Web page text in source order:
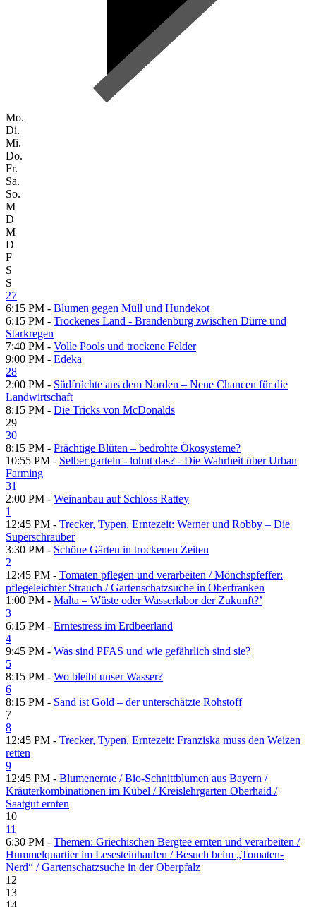
Mo.
Di.
Mi.
Do.
Fr.
Sa.
So.
M
D
M
D
F
S
S
27
6:15 PM - Blumen gegen Müll und Hundekot
6:15 PM - Trockenes Land - Brandenburg zwischen Dürre und
Starkregen
7:40 PM - Volle Pools und trockene Felder
9:00 PM - Edeka
28
2:00 PM - Südfrüchte aus dem Norden – Neue Chancen für die
Landwirtschaft
8:15 PM - Die Tricks von McDonalds
29
30
8:15 PM - Prächtige Blüten – bedrohte Ökosysteme?
10:55 PM - Selber garteln - lohnt das? - Die Wahrheit über Urban
Farming
31
2:00 PM - Weinanbau auf Schloss Rattey
1
12:45 PM - Trecker, Typen, Erntezeit: Werner und Robby – Die
Superschrauber
3:30 PM - Schöne Gärten in trockenen Zeiten
2
12:45 PM - Tomaten pflegen und verarbeiten /​ Mönchspfeffer:
pflegeleichter Strauch /​ Gartenschatzsuche in Oberfranken
1:00 PM - Malta – Wüste oder Wasserlabor der Zukunft?’
3
6:15 PM - Erntestress im Erdbeerland
4
9:45 PM - Was sind PFAS und wie gefährlich sind sie?
5
8:15 PM - Wo bleibt unser Wasser?
6
8:15 PM - Sand ist Gold – der unterschätzte Rohstoff
7
8
12:45 PM - Trecker, Typen, Erntezeit: Franziska muss den Weizen
retten
9
12:45 PM - Blumenernte /​ Bio-Schnittblumen aus Bayern /​
Kräuterkombinationen im Kübel /​ Kreislehrgarten Oberhaid /​
Saatgut ernten
10
11
6:30 PM - Themen: Griechischen Bergtee ernten und verarbeiten /​
Hummelquartier im Lesesteinhaufen /​ Besuch beim „Tomaten-
Nerd“ /​ Gartenschatzsuche in der Oberpfalz
12
13